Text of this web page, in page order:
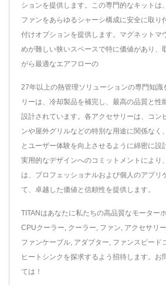
ションを提供します。この専門的なキットは
ファンをあらゆるシャーシ構成に安全に取り
付けオプションを提供します。マグネットマ
めが難しい狭いスペースで特に価値があり、
がら最適なエアフローの
27年以上の熱管理ソリューションの専門知識
リーは、冷却製品を補完し、最高の品質と性
設計されています。各アクセサリーは、コン
ンや屋外グリルなどの特別な用途に関係なく
とユーザー体験を向上させるように綿密に設
実用的なデザインへのコミットメントにより
は、プロフェッショナルおよび個人のアプリ
て、卓越した価値と信頼性を提供します。
TITANはあなたに私たちの高品質なモーター
CPUクーラー クーラー ファン アクセサリー
ファンケーブル アダプター ファンスピード
ヒートシンク を探求するよう招待します。 お
ては！